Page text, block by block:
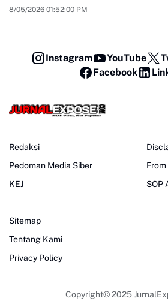
8/05/2026 01:52:00 PM
Instagram YouTube
Facebook
Redaksi
Pedoman Media Siber
KEJ
SOP
Sitemap
Tentang Kami
Privacy Policy
Copyright© 2025